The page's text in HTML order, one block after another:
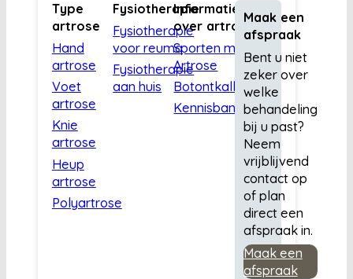
Type
artrose
Hand
artrose
Voet
artrose
Knie
artrose
Heup
artrose
Polyartrose
Fysiotherapie
Fysiotherapie
voor reuma
Fysiotherapie
aan huis
Informatie
over artrose
Sporten met
Artrose
Botontkalking
Kennisbank
Maak een
afspraak
Bent u niet
zeker over
welke
behandeling
bij u past?
Neem
vrijblijvend
contact op
of plan
direct een
afspraak in.
Maak een
afspraak